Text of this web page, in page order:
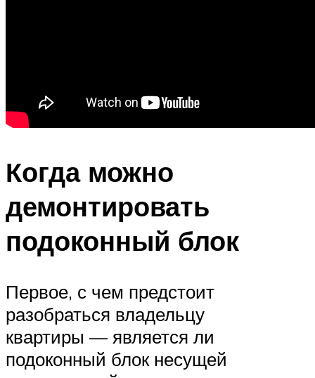
Когда можно
демонтировать
подоконный блок
Первое, с чем предстоит
разобраться владельцу
квартиры — является ли
подоконный блок несущей